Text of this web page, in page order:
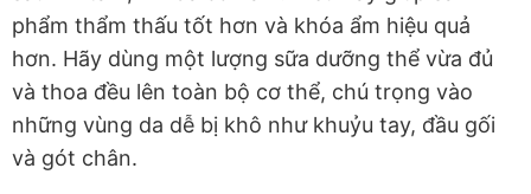
phẩm thẩm thấu tốt hơn và khóa ẩm hiệu quả
hơn. Hãy dùng một lượng sữa dưỡng thể vừa đủ
và thoa đều lên toàn bộ cơ thể, chú trọng vào
những vùng da dễ bị khô như khuỷu tay, đầu gối
và gót chân.